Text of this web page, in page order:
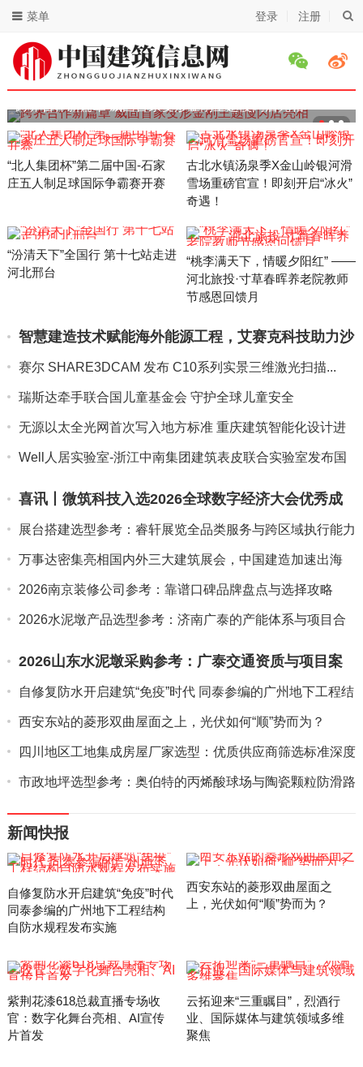
登录 注册
菜单
“北人集团杯”第二届中国-石家
庄五人制足球国际争霸赛开赛
古北水镇汤泉季X金山岭银河滑
雪场重磅官宣！即刻开启“冰火”
奇遇！
“汾清天下”全国行 第十七站走进
河北邢台
“桃李满天下，情暖夕阳红” ——
河北旅投·寸草春晖养老院教师
节感恩回馈月
智慧建造技术赋能海外能源工程，艾赛克科技助力沙
特阿拉伯鲁玛2...
赛尔 SHARE3DCAM 发布 C10系列实景三维激光扫描...
瑞斯达牵手联合国儿童基金会 守护全球儿童安全
无源以太全光网首次写入地方标准 重庆建筑智能化设计进
入有据可...
Well人居实验室-浙江中南集团建筑表皮联合实验室发布国
喜讯丨微筑科技入选2026全球数字经济大会优秀成
果案例
展台搭建选型参考：睿轩展览全品类服务与跨区域执行能力
介绍
万事达密集亮相国内外三大建筑展会，中国建造加速出海
2026南京装修公司参考：靠谱口碑品牌盘点与选择攻略
2026水泥墩产品选型参考：济南广泰的产能体系与项目合
2026山东水泥墩采购参考：广泰交通资质与项目案
例
自修复防水开启建筑“免疫”时代 同泰参编的广州地下工程结
构自...
西安东站的菱形双曲屋面之上，光伏如何“顺”势而为？
四川地区工地集成房屋厂家选型：优质供应商筛选标准深度
解析
市政地坪选型参考：奥伯特的丙烯酸球场与陶瓷颗粒防滑路
新闻快报
自修复防水开启建筑“免疫”时代
同泰参编的广州地下工程结构
自防水规程发布实施
西安东站的菱形双曲屋面之
上，光伏如何“顺”势而为？
紫荆花漆618总裁直播专场收
官：数字化舞台亮相、AI宣传
片首发
云拓迎来“三重瞩目”，烈酒行
业、国际媒体与建筑领域多维
聚焦